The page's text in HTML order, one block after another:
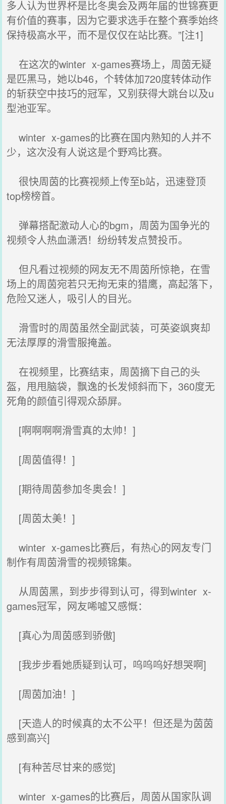
多人认为世界杯是比冬奥会及两年届的世锦赛更
有价值的赛事，因为它要求选手在整个赛季始终
保持极高水平，而不是仅仅在站比赛。”[注1]
在这次的winter x-games赛场上，周茵无疑
是匹黑马，她以b46，个转体加720度转体动作
的斩获空中技巧的冠军，又别获得大跳台以及u
型池亚军。
winter x-games的比赛在国内熟知的人并不
少，这次没有人说这是个野鸡比赛。
很快周茵的比赛视频上传至b站，迅速登顶
top榜榜首。
弹幕搭配激动人心的bgm，周茵为国争光的
视频令人热血潇洒！纷纷转发点赞投币。
但凡看过视频的网友无不周茵所惊艳，在雪
场上的周茵宛若只无拘无束的猎鹰，高起落下，
危险又迷人，吸引人的目光。
滑雪时的周茵虽然全副武装，可英姿飒爽却
无法厚厚的滑雪服掩盖。
在视频里，比赛结束，周茵摘下自己的头
盔，甩甩脑袋，飘逸的长发倾斜而下，360度无
死角的颜值引得观众舔屏。
[啊啊啊啊滑雪真的太帅！]
[周茵值得！]
[期待周茵参加冬奥会！]
[周茵太美！]
winter x-games比赛后，有热心的网友专门
制作有周茵滑雪的视频锦集。
从周茵黑，到步步得到认可，得到winter x-
games冠军，网友唏嘘又感慨：
[真心为周茵感到骄傲]
[我步步看她质疑到认可，呜呜呜好想哭啊]
[周茵加油！]
[天造人的时候真的太不公平！但还是为茵茵
感到高兴]
[有种苦尽甘来的感觉]
winter x-games的比赛后，周茵从国家队调